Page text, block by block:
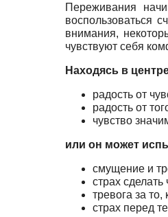
Переживания
воспользоваться
внимания,
чувствуют себя
Находясь в
радость от
радость от
чувство
или он может
смущение и
страх
тревога за
страх перед